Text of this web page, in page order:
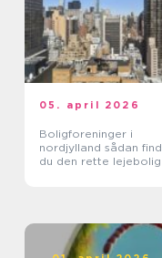
05. april 2026
Boligforeninger i
nordjylland sådan finder
du den rette lejebolig